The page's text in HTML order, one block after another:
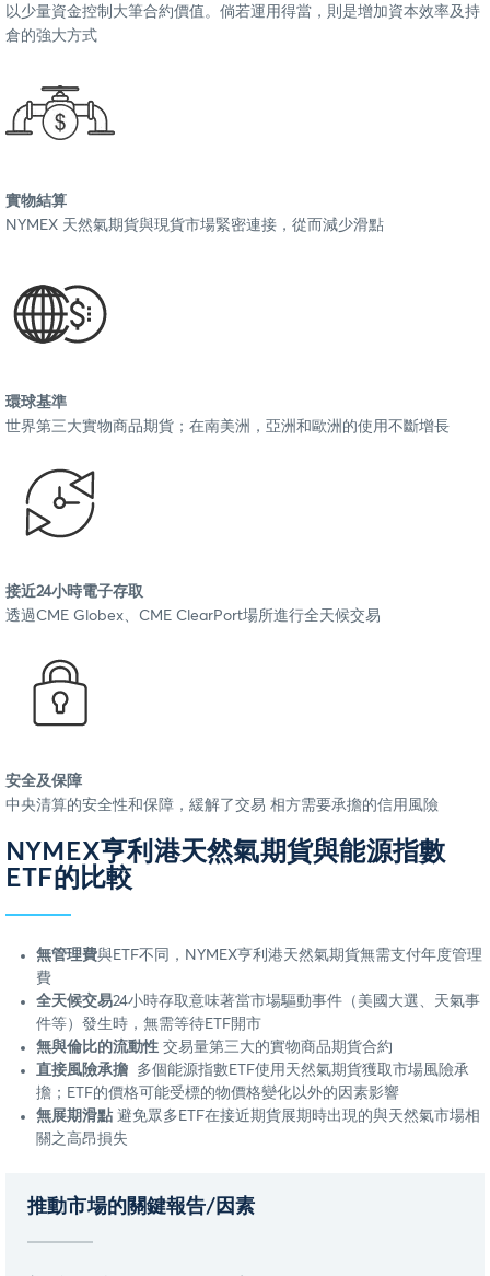
以少量資金控制大筆合約價值。倘若運用得當，則是增加資本效率及持
倉的強大方式
實物結算
NYMEX 天然氣期貨與現貨市場緊密連接，從而減少滑點
環球基準
世界第三大實物商品期貨；在南美洲，亞洲和歐洲的使用不斷增長
接近24小時電子存取
透過CME Globex、CME ClearPort場所進行全天候交易
安全及保障
中央清算的安全性和保障，緩解了交易 相方需要承擔的信用風險
NYMEX亨利港天然氣期貨與能源指數
ETF的比較
無管理費與ETF不同，NYMEX亨利港天然氣期貨無需支付年度管理
費
全天候交易24小時存取意味著當市場驅動事件（美國大選、天氣事
件等）發生時，無需等待ETF開市
無與倫比的流動性 交易量第三大的實物商品期貨合約
直接風險承擔 多個能源指數ETF使用天然氣期貨獲取市場風險承
擔；ETF的價格可能受標的物價格變化以外的因素影響
無展期滑點 避免眾多ETF在接近期貨展期時出現的與天然氣市場相
關之高昂損失
推動市場的關鍵報告/因素